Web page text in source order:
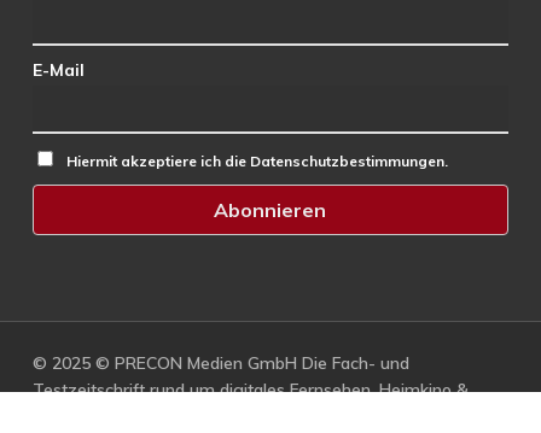
E-Mail
Hiermit akzeptiere ich die Datenschutzbestimmungen.
© 2025 © PRECON Medien GmbH Die Fach- und
Testzeitschrift rund um digitales Fernsehen, Heimkino &